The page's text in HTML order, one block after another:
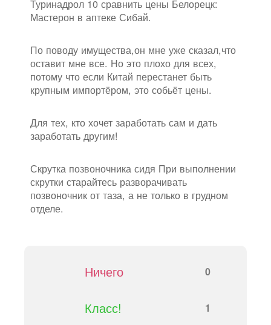
Туринадрол 10 сравнить цены Белорецк:
Мастерон в аптеке Сибай.
По поводу имущества,он мне уже сказал,что
оставит мне все. Но это плохо для всех,
потому что если Китай перестанет быть
крупным импортёром, это собьёт цены.
Для тех, кто хочет заработать сам и дать
заработать другим!
Скрутка позвоночника сидя При выполнении
скрутки старайтесь разворачивать
позвоночник от таза, а не только в грудном
отделе.
Ничего 0
Класс! 1